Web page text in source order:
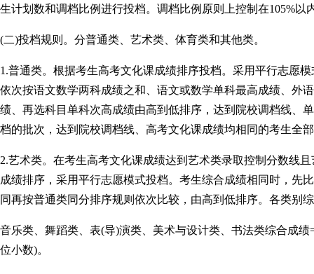
生计划数和调档比例进行投档。调档比例原则上控制在105%以
(二)投档规则。分普通类、艺术类、体育类和其他类。
1.普通类。根据考生高考文化课成绩排序投档。采用平行志愿
依次按语文数学两科成绩之和、语文或数学单科最高成绩、外
绩、再选科目单科次高成绩由高到低排序，达到院校调档线、
档的批次，达到院校调档线、高考文化课成绩均相同的考生全
2.艺术类。在考生高考文化课成绩达到艺术类录取控制分数线
成绩排序，采用平行志愿模式投档。考生综合成绩相同时，先
同再按普通类同分排序规则依次比较，由高到低排序。各类别
音乐类、舞蹈类、表(导)演类、美术与设计类、书法类综合成
位小数)。